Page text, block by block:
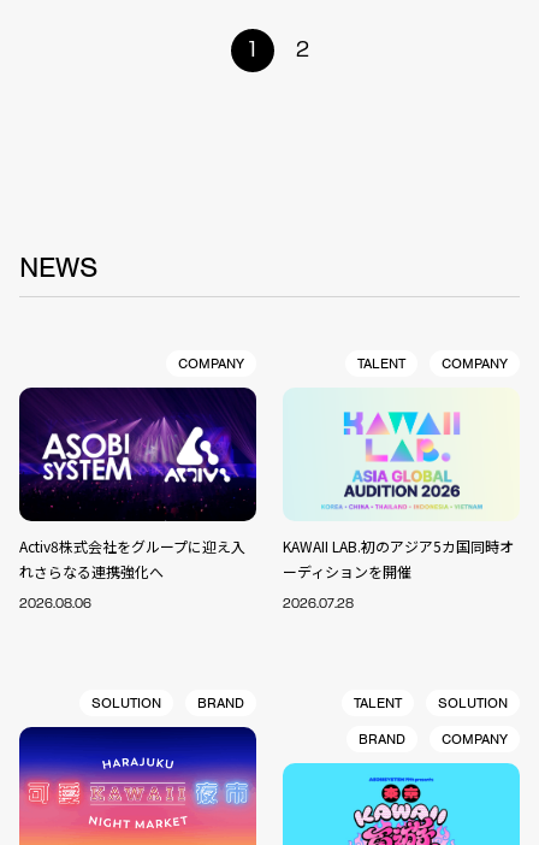
1 2
NEWS
COMPANY
Activ8株式会社をグループに迎え入
れさらなる連携強化へ
2026.08.06
TALENT COMPANY
KAWAII LAB.初のアジア5カ国同時オ
ーディションを開催
2026.07.28
SOLUTION BRAND TALENT
SOLUTION
BRAND
COMPANY